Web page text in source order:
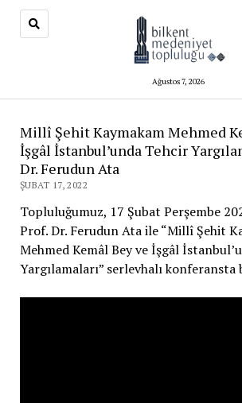
Ağustos 7, 2026
Millî Şehit Kaymakam Mehmed
İşgâl İstanbul’unda Tehcir
Dr. Ferudun Ata
ŞUBAT 17, 2022
Topluluğumuz, 17 Şubat Perşembe
Prof. Dr. Ferudun Ata ile “Millî Şehit
Mehmed Kemâl Bey ve İşgâl
Yargılamaları” serlevhalı konferansta